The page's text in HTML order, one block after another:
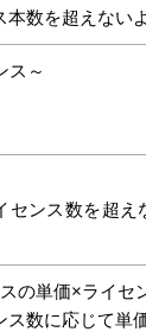
本数を超えない
ス～
センス数を超え
の単価×ライセ
ス数に応じて単